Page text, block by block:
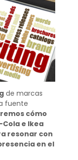
de marcas
fuente
cómo
e Ikea
resonar con
en el